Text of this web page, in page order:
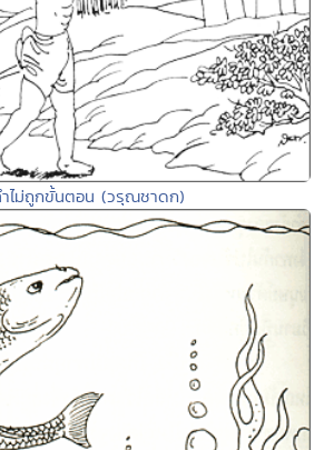
ไม่ถูกขั้นตอน (วรุณชาดก)